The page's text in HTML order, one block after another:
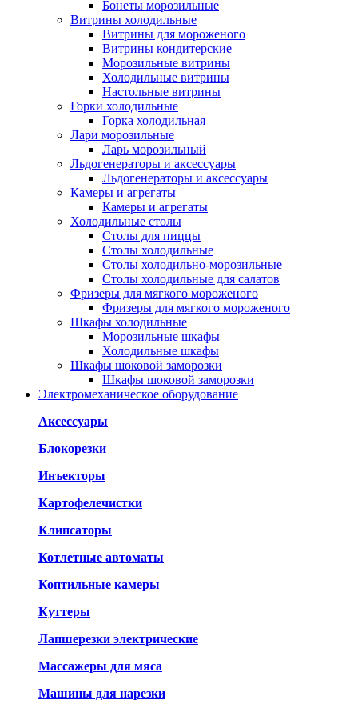
Бонеты морозильные
Витрины холодильные
Витрины для мороженого
Витрины кондитерские
Морозильные витрины
Холодильные витрины
Настольные витрины
Горки холодильные
Горка холодильная
Лари морозильные
Ларь морозильный
Льдогенераторы и аксессуары
Льдогенераторы и аксессуары
Камеры и агрегаты
Камеры и агрегаты
Холодильные столы
Столы для пиццы
Столы холодильные
Столы холодильно-морозильные
Столы холодильные для салатов
Фризеры для мягкого мороженого
Фризеры для мягкого мороженого
Шкафы холодильные
Mорозильные шкафы
Холодильные шкафы
Шкафы шоковой заморозки
Шкафы шоковой заморозки
Электромеханическое оборудование
Аксессуары
Блокорезки
Инъекторы
Картофелечистки
Клипсаторы
Котлетные автоматы
Коптильные камеры
Куттеры
Лапшерезки электрические
Массажеры для мяса
Машины для нарезки